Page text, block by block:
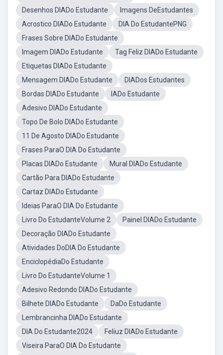
Desenhos DIADo Estudante
Imagens DeEstudantes
Acrostico DIADo Estudante
DIA Do EstudantePNG
Frases Sobre DIADo Estudante
Imagem DIADo Estudante
Tag Feliz DIADo Estudante
Etiquetas DIADo Estudante
Mensagem DIADo Estudante
DIADos Estudantes
Bordas DIADo Estudante
IADo Estudante
Adesivo DIADo Estudante
Topo De Bolo DIADo Estudante
11 De Agosto DIADo Estudante
Frases ParaO DIA Do Estudante
Placas DIADo Estudante
Mural DIADo Estudante
Cartão Para DIADo Estudante
Cartaz DIADo Estudante
Ideias ParaO DIA Do Estudante
Livro Do EstudanteVolume 2
Painel DIADo Estudante
Decoração DIADo Estudante
Atividades DoDIA Do Estudante
EnciclopédiaDo Estudante
Livro Do EstudanteVolume 1
Adesivo Redondo DIADo Estudante
Bilhete DIADo Estudante
DaDo Estudante
Lembrancinha DIADo Estudante
DIA Do Estudante2024
Feliuz DIADo Estudante
Viseira ParaO DIA Do Estudante